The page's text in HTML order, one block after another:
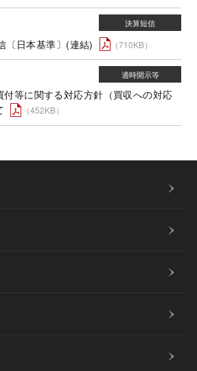
〔日本基準〕(連結)
（710KB）
付等に関する対応方針（買収への対応
（452KB）